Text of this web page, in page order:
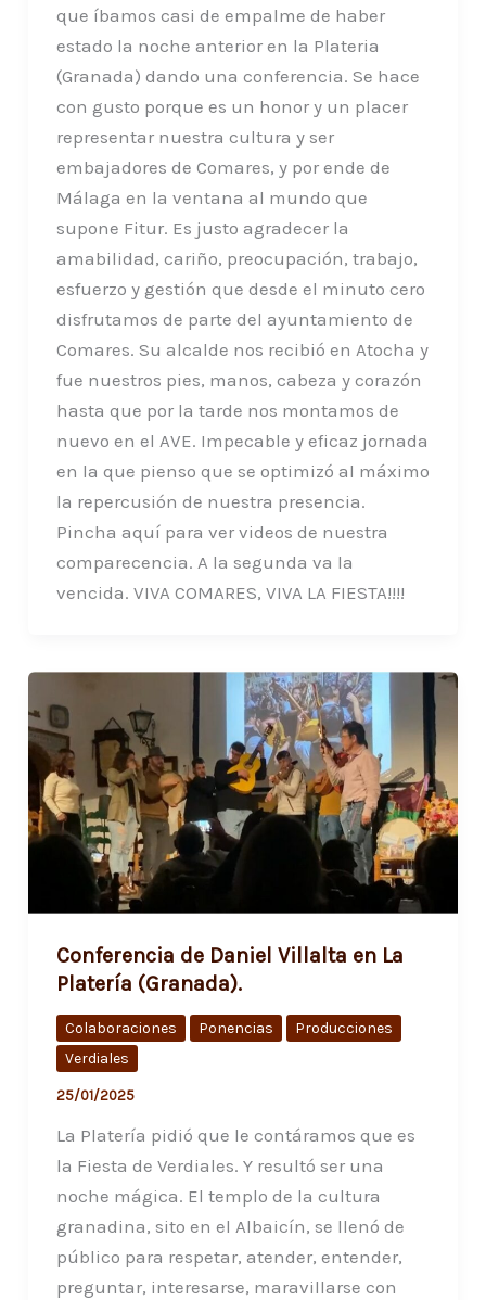
que íbamos casi de empalme de haber
estado la noche anterior en la Plateria
(Granada) dando una conferencia. Se hace
con gusto porque es un honor y un placer
representar nuestra cultura y ser
embajadores de Comares, y por ende de
Málaga en la ventana al mundo que
supone Fitur. Es justo agradecer la
amabilidad, cariño, preocupación, trabajo,
esfuerzo y gestión que desde el minuto cero
disfrutamos de parte del ayuntamiento de
Comares. Su alcalde nos recibió en Atocha y
fue nuestros pies, manos, cabeza y corazón
hasta que por la tarde nos montamos de
nuevo en el AVE. Impecable y eficaz jornada
en la que pienso que se optimizó al máximo
la repercusión de nuestra presencia.
Pincha aquí para ver videos de nuestra
comparecencia. A la segunda va la
vencida. VIVA COMARES, VIVA LA FIESTA!!!!
Conferencia de Daniel Villalta en La
Platería (Granada).
Colaboraciones Ponencias
Producciones
Verdiales
25/01/2025
La Platería pidió que le contáramos que es
la Fiesta de Verdiales. Y resultó ser una
noche mágica. El templo de la cultura
granadina, sito en el Albaicín, se llenó de
público para respetar, atender, entender,
preguntar, interesarse, maravillarse con